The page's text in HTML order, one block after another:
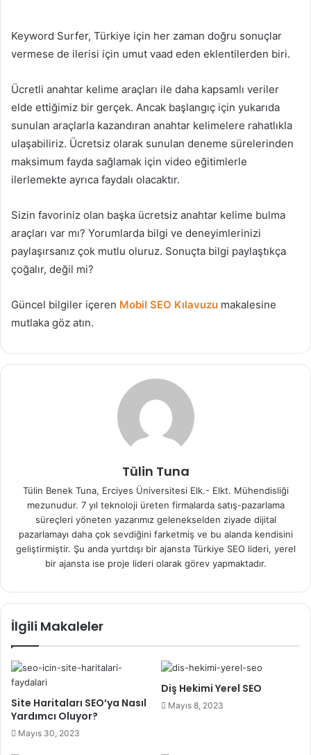
Keyword Surfer, Türkiye için her zaman doğru sonuçlar
vermese de ilerisi için umut vaad eden eklentilerden biri.
Ücretli anahtar kelime araçları ile daha kapsamlı veriler
elde ettiğimiz bir gerçek. Ancak başlangıç için yukarıda
sunulan araçlarla kazandıran anahtar kelimelere rahatlıkla
ulaşabiliriz. Ücretsiz olarak sunulan deneme sürelerinden
maksimum fayda sağlamak için video eğitimlerle
ilerlemekte ayrıca faydalı olacaktır.
Sizin favoriniz olan başka ücretsiz anahtar kelime bulma
araçları var mı? Yorumlarda bilgi ve deneyimlerinizi
paylaşırsanız çok mutlu oluruz. Sonuçta bilgi paylaştıkça
çoğalır, değil mi?
Güncel bilgiler içeren Mobil SEO Kılavuzu makalesine
mutlaka göz atın.
Tülin Tuna
Tülin Benek Tuna, Erciyes Üniversitesi Elk.- Elkt. Mühendisliği
mezunudur. 7 yıl teknoloji üreten firmalarda satış-pazarlama
süreçleri yöneten yazarımız gelenekselden ziyade dijital
pazarlamayı daha çok sevdiğini farketmiş ve bu alanda kendisini
geliştirmiştir. Şu anda yurtdışı bir ajansta Türkiye SEO lideri, yerel
bir ajansta ise proje lideri olarak görev yapmaktadır.
İlgili Makaleler
Site Haritaları SEO’ya Nasıl
Yardımcı Oluyor?
Mayıs 30, 2023
Diş Hekimi Yerel SEO
Mayıs 8, 2023